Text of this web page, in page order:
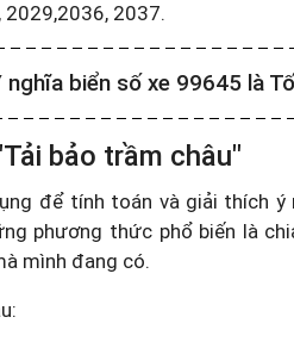
2037.
nghĩa biển số xe 99645 là
bảo trầm châu"
để tính toán và giải thích ý
phương thức phổ biến là
mình đang có.